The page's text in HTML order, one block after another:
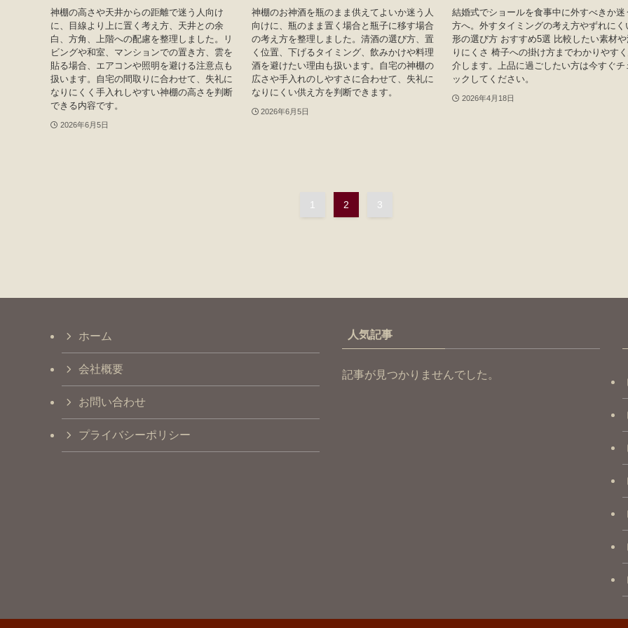
神棚の高さや天井からの距離で迷う人向け
に、目線より上に置く考え方、天井との余
白、方角、上階への配慮を整理しました。リ
ビングや和室、マンションでの置き方、雲を
貼る場合、エアコンや照明を避ける注意点も
扱います。自宅の間取りに合わせて、失礼に
なりにくく手入れしやすい神棚の高さを判断
できる内容です。
2026年6月5日
神棚のお神酒を瓶のまま供えてよいか迷う人
向けに、瓶のまま置く場合と瓶子に移す場合
の考え方を整理しました。清酒の選び方、置
く位置、下げるタイミング、飲みかけや料理
酒を避けたい理由も扱います。自宅の神棚の
広さや手入れのしやすさに合わせて、失礼に
なりにくい供え方を判断できます。
2026年6月5日
結婚式でショールを食事中に外すべきか迷
方へ。外すタイミングの考え方やずれにく
形の選び方 おすすめ5選 比較したい素材
りにくさ 椅子への掛け方までわかりやす
介します。上品に過ごしたい方は今すぐチ
ックしてください。
2026年4月18日
1 2 3
ホーム
会社概要
お問い合わせ
プライバシーポリシー
人気記事
記事が見つかりませんでした。